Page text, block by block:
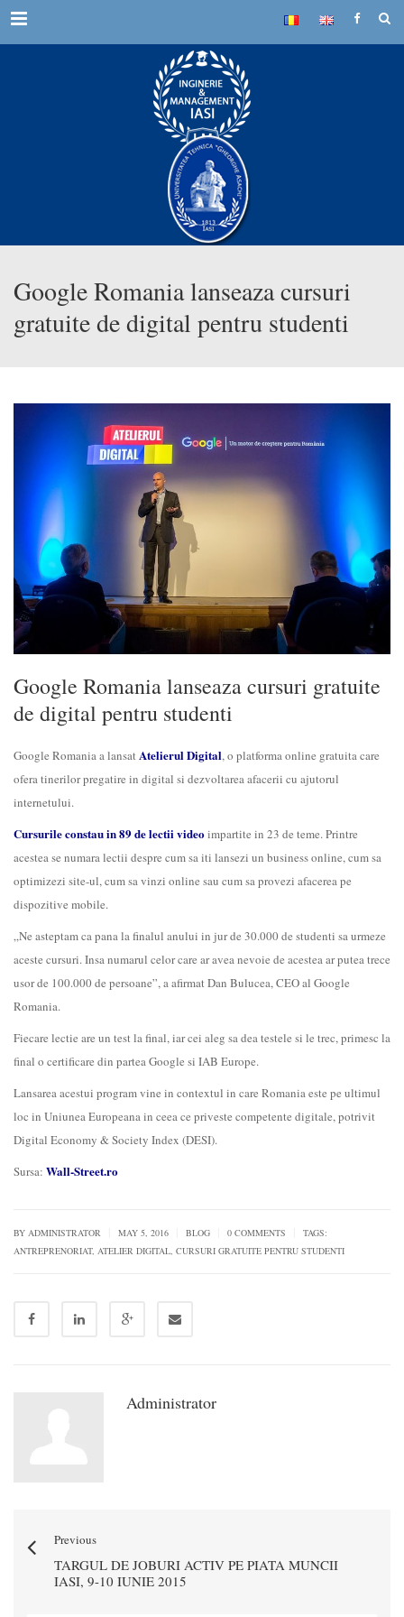
Menu
Google Romania lanseaza cursuri
gratuite de digital pentru studenti
Google Romania lanseaza cursuri gratuite
de digital pentru studenti
Google Romania a lansatAtelierul Digital, o platforma online gratuita care
ofera tinerilor pregatire in digital si dezvoltarea afacerii cu ajutorul
internetului.
Cursurile constau in 89 de lectii videoimpartite in 23 de teme. Printre
acestea se numara lectii despre cum sa iti lansezi un business online, cum sa
optimizezi site-ul, cum sa vinzi online sau cum sa provezi afacerea pe
dispozitive mobile.
„Ne asteptam ca pana la finalul anului in jur de 30.000 de studenti sa urmeze
aceste cursuri. Insa numarul celor care ar avea nevoie de acestea ar putea trece
usor de 100.000 de persoane”, a afirmat Dan Bulucea, CEO al Google
Romania.
Fiecare lectie are un test la final, iar cei aleg sa dea testele si le trec, primesc la
final o certificare din partea Google si IAB Europe.
Lansarea acestui program vine in contextul in care Romania este pe ultimul
loc in Uniunea Europeana in ceea ce priveste competente digitale, potrivit
Digital Economy & Society Index (DESI).
Sursa: Wall-Street.ro
BY ADMINISTRATOR MAY 5, 2016 BLOG 0 COMMENTS
TAGS:
ANTREPRENORIAT, ATELIER DIGITAL, CURSURI GRATUITE PENTRU STUDENTI
Administrator
Previous
TARGUL DE JOBURI ACTIV PE PIATA MUNCII
IASI, 9-10 IUNIE 2015